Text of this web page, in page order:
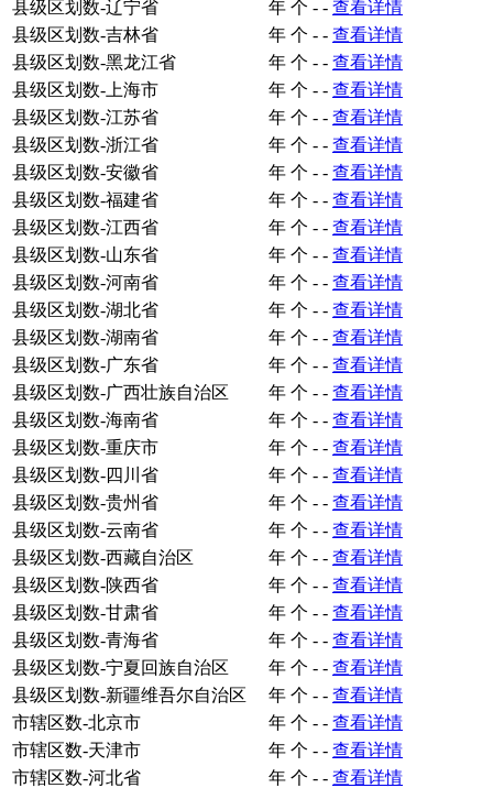
县级区划数-辽宁省 年 个 - - 查看详情
县级区划数-吉林省
年 个 - - 查看详情
县级区划数-黑龙江省
年 个 - - 查看详情
县级区划数-上海市
年 个 - - 查看详情
县级区划数-江苏省
年 个 - - 查看详情
县级区划数-浙江省
年 个 - - 查看详情
县级区划数-安徽省
年 个 - - 查看详情
县级区划数-福建省
年 个 - - 查看详情
县级区划数-江西省
年 个 - - 查看详情
县级区划数-山东省
年 个 - - 查看详情
县级区划数-河南省
年 个 - - 查看详情
县级区划数-湖北省
年 个 - - 查看详情
县级区划数-湖南省
年 个 - - 查看详情
县级区划数-广东省
年 个 - - 查看详情
县级区划数-广西壮族自治区
年 个 - - 查看详情
县级区划数-海南省
年 个 - - 查看详情
县级区划数-重庆市
年 个 - - 查看详情
县级区划数-四川省
年 个 - - 查看详情
县级区划数-贵州省
年 个 - - 查看详情
县级区划数-云南省
年 个 - - 查看详情
县级区划数-西藏自治区
年 个 - - 查看详情
县级区划数-陕西省
年 个 - - 查看详情
县级区划数-甘肃省
年 个 - - 查看详情
县级区划数-青海省
年 个 - - 查看详情
县级区划数-宁夏回族自治区
年 个 - - 查看详情
县级区划数-新疆维吾尔自治区
年 个 - - 查看详情
市辖区数-北京市
年 个 - - 查看详情
市辖区数-天津市
年 个 - - 查看详情
市辖区数-河北省
年 个 - - 查看详情